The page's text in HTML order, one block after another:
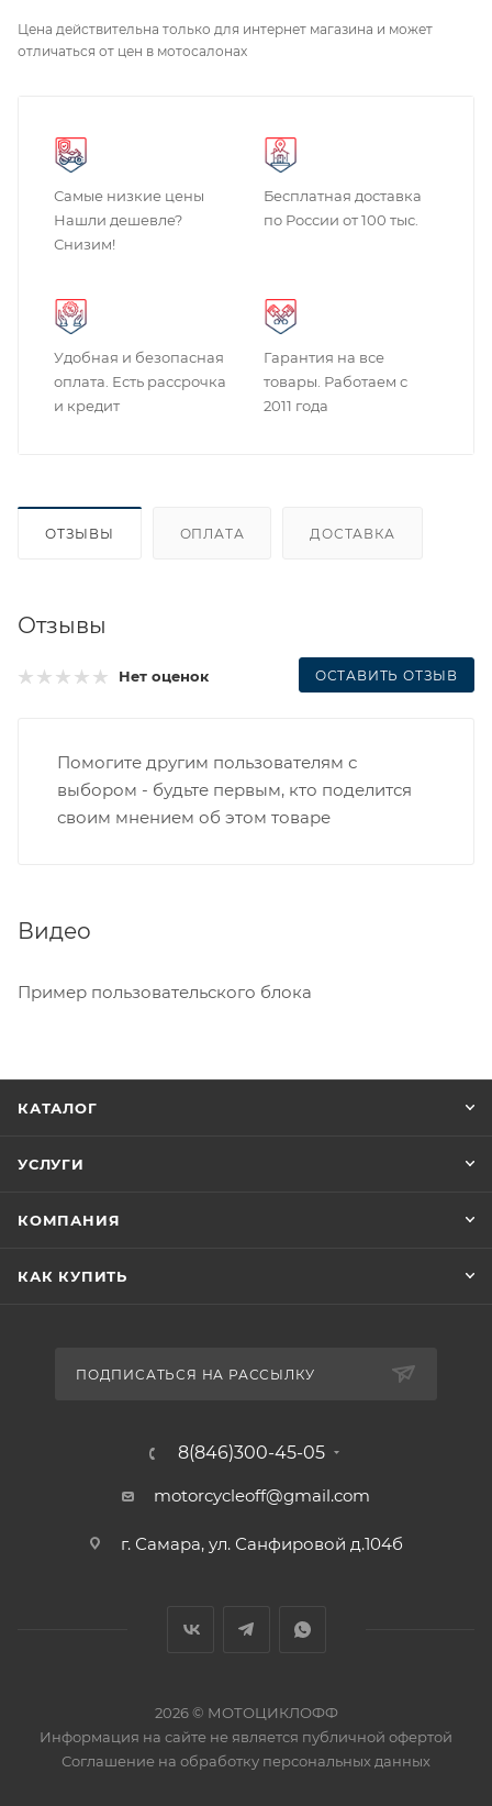
Цена действительна только для интернет магазина и может
отличаться от цен в мотосалонах
Самые низкие цены
Нашли дешевле?
Снизим!
Бесплатная доставка
по России от 100 тыс.
Удобная и безопасная
оплата. Есть рассрочка
и кредит
Гарантия на все
товары. Работаем с
2011 года
ОТЗЫВЫ ОПЛАТА ДОСТАВКА
Отзывы
Нет оценок ОСТАВИТЬ ОТЗЫВ
Помогите другим пользователям с
выбором - будьте первым, кто поделится
своим мнением об этом товаре
Видео
Пример пользовательского блока
КАТАЛОГ
УСЛУГИ
КОМПАНИЯ
КАК КУПИТЬ
ПОДПИСАТЬСЯ НА РАССЫЛКУ
8(846)300-45-05
motorcycleoff@gmail.com
г. Самара, ул. Санфировой д.104б
2026 © МОТОЦИКЛОФФ
Информация на сайте не является публичной офертой
Соглашение на обработку персональных данных